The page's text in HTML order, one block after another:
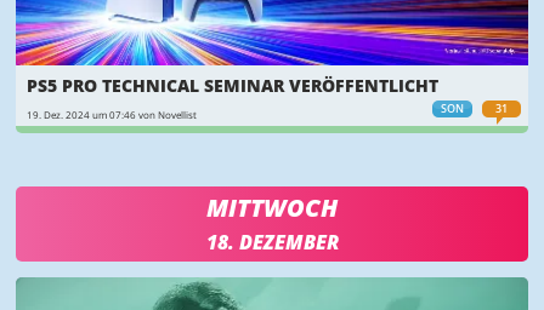
SON 31
PS5 PRO TECHNICAL SEMINAR VERÖFFENTLICHT
19. Dez. 2024 um 07:46 von Novellist
MITTWOCH
18. DEZEMBER